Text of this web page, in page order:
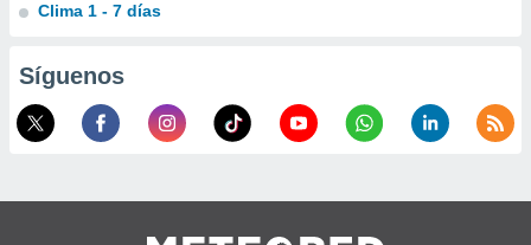
1199
Clima 1 - 7 días
Síguenos